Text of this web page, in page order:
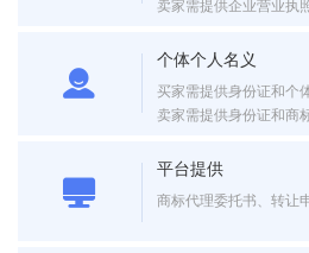
卖家需提供企业营业执
个体个人名义
买家需提供身份证和个
卖家需提供身份证和商
平台提供
商标代理委托书、转让